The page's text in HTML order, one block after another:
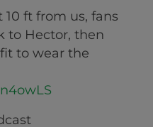
10 ft from us, fans
to Hector, then
to wear the